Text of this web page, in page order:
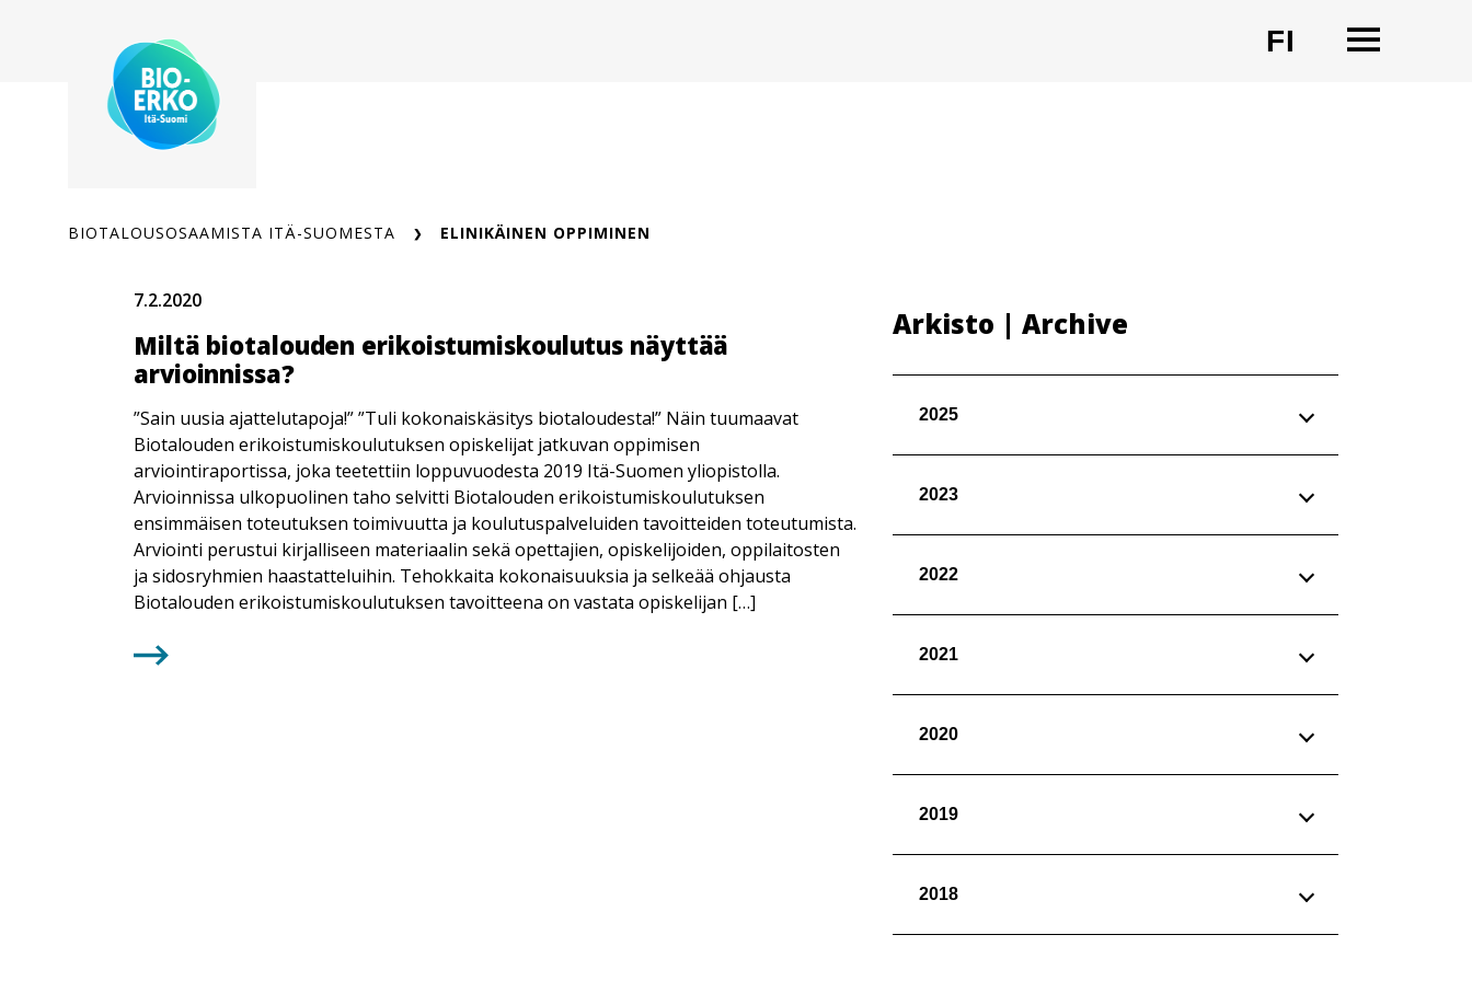
FICHANGE
BIOTALOUSOSAAMISTA ITÄ-SUOMESTA ELINIKÄINEN OPPIMINEN
7.2.2020
Miltä biotalouden erikoistumiskoulutus näyttää
arvioinnissa?
”Sain uusia ajattelutapoja!” ”Tuli kokonaiskäsitys biotaloudesta!” Näin tuumaavat
Biotalouden erikoistumiskoulutuksen opiskelijat jatkuvan oppimisen
arviointiraportissa, joka teetettiin loppuvuodesta 2019 Itä-Suomen yliopistolla.
Arvioinnissa ulkopuolinen taho selvitti Biotalouden erikoistumiskoulutuksen
ensimmäisen toteutuksen toimivuutta ja koulutuspalveluiden tavoitteiden toteutumista.
Arviointi perustui kirjalliseen materiaalin sekä opettajien, opiskelijoiden, oppilaitosten
ja sidosryhmien haastatteluihin. Tehokkaita kokonaisuuksia ja selkeää ohjausta
Biotalouden erikoistumiskoulutuksen tavoitteena on vastata opiskelijan […]
Arkisto | Archive
2025
2023
2022
2021
2020
2019
2018